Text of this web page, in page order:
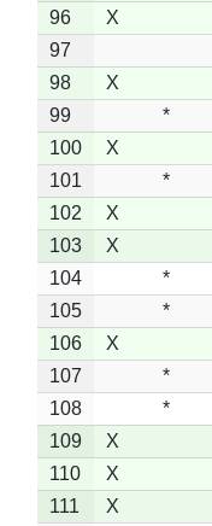
96 X
97
98
X
99
*
100
X
101
*
102
X
103
X
104
*
105
*
106
X
107
*
108
*
109
X
110
X
111
X